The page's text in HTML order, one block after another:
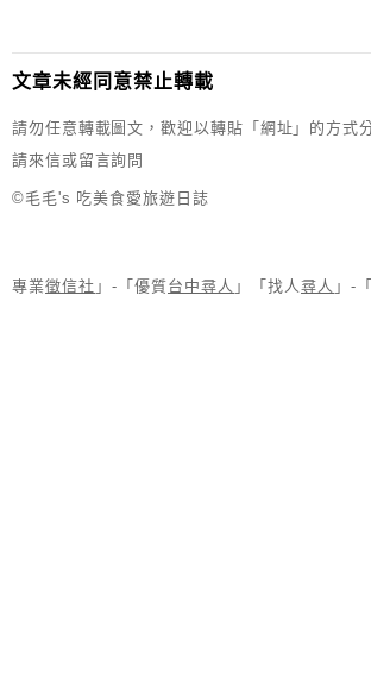
文章未經同意禁止轉載
請勿任意轉載圖文，歡迎以轉貼「網址」的方式
請來信或留言詢問
©毛毛's 吃美食愛旅遊日誌
專業徵信社 」-「優質台中尋人 」「找人尋人 」-